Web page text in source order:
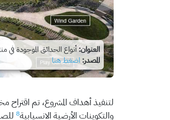
العنوان:أنواع الحدائق الموجودة في
المصدر: اضغط هنا
لتنفيذ أهداف المشروع، تم اقتراح مخطط على موقع تبلغ
والتكوينات الأرضية الانسيابية8